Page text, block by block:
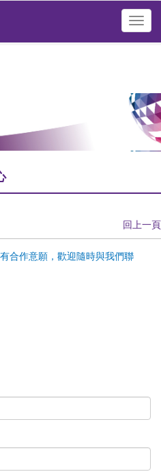
回上一頁
合作意願，歡迎隨時與我們聯